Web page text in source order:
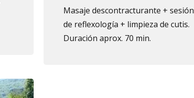
Masaje descontracturante + sesión
de reflexología + limpieza de cutis.
Duración aprox. 70 min.